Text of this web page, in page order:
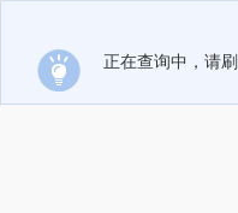
正在查询中，请